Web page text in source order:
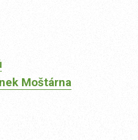
Moštárna